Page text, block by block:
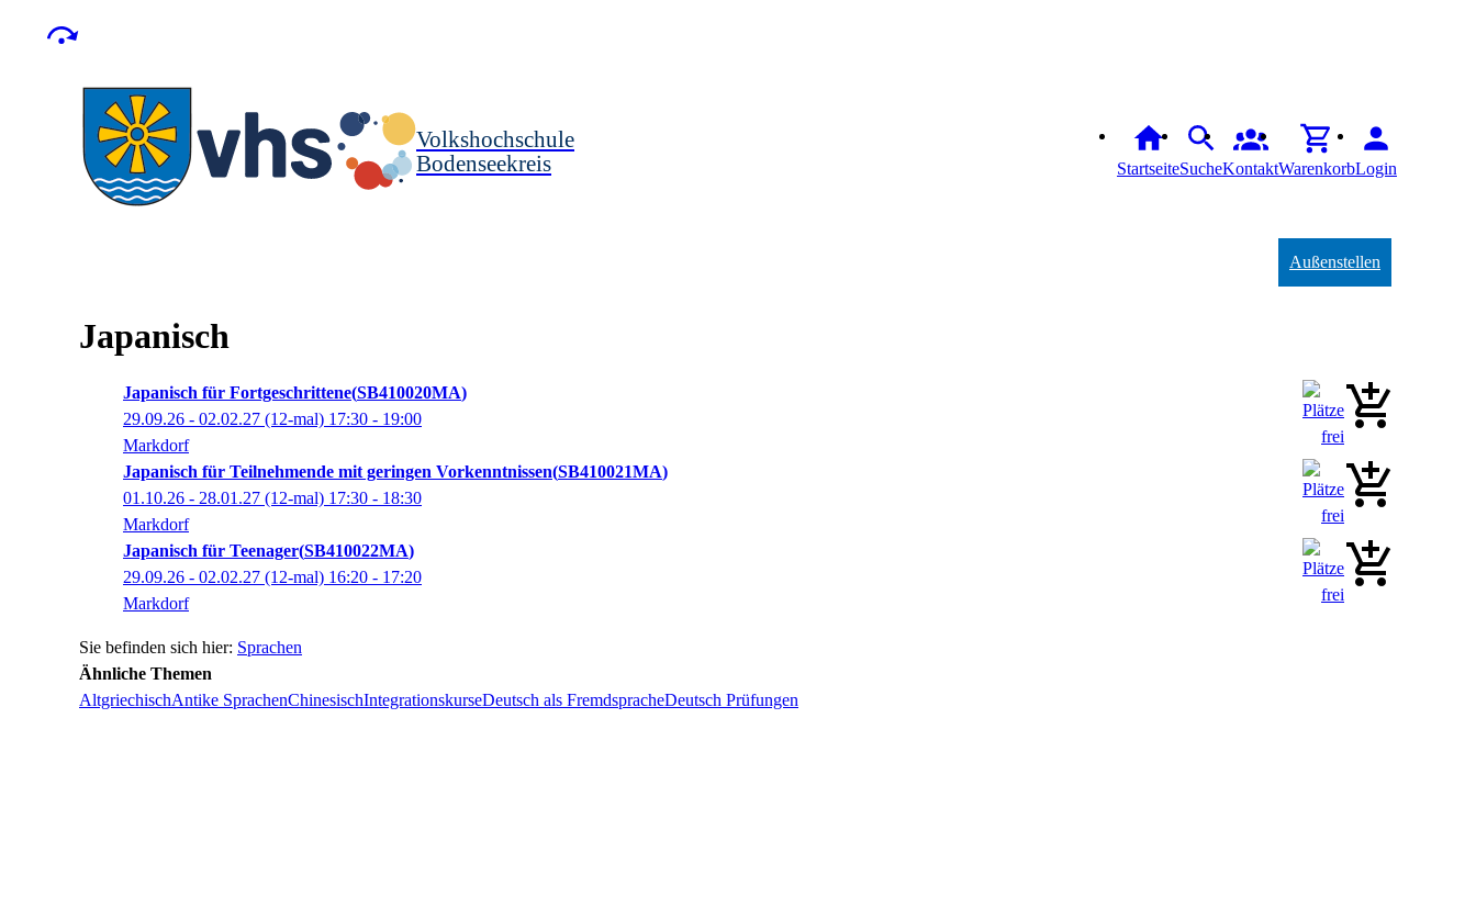
Volkshochschule
Bodenseekreis
StartseiteSucheKontaktWarenkorbLogin
Außenstellen
Japanisch
Japanisch für Fortgeschrittene SB410020MA
29.09.26 - 02.02.27 (12-mal) 17:30 - 19:00
Markdorf
Japanisch für Teilnehmende mit geringen Vorkenntnissen SB410021MA
01.10.26 - 28.01.27 (12-mal) 17:30 - 18:30
Markdorf
Japanisch für Teenager SB410022MA
29.09.26 - 02.02.27 (12-mal) 16:20 - 17:20
Markdorf
Sprachen
Ähnliche Themen
AltgriechischAntike SprachenChinesischIntegrationskurseDeutsch als FremdspracheDeutsch Prüfungen